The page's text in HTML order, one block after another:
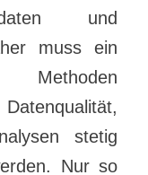
und
muss ein
Methoden
stetig
Nur so